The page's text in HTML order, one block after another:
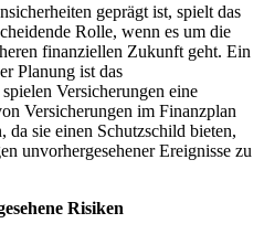
geprägt ist, spielt das
Rolle, wenn es um die
finanziellen Zukunft geht. Ein
Planung ist das
Versicherungen eine
Versicherungen im Finanzplan
da sie einen Schutzschild bieten,
unvorhergesehener Ereignisse zu
Risiken